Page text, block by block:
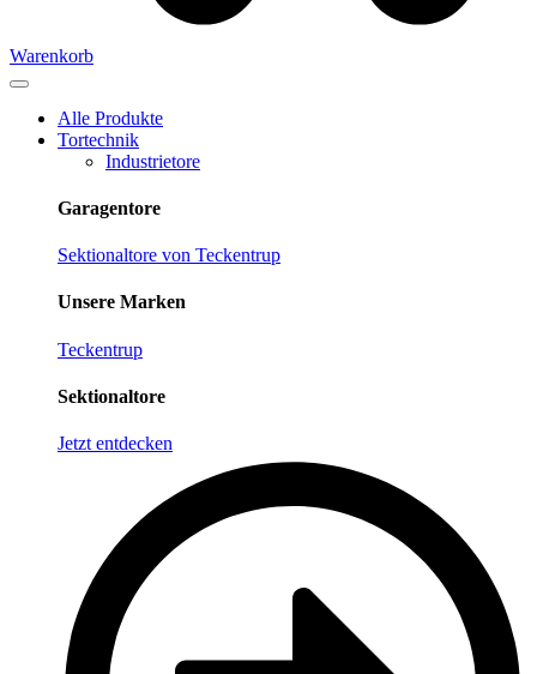
Warenkorb
Alle Produkte
Tortechnik
Industrietore
Garagentore
Sektionaltore von Teckentrup
Unsere Marken
Teckentrup
Sektionaltore
Jetzt entdecken